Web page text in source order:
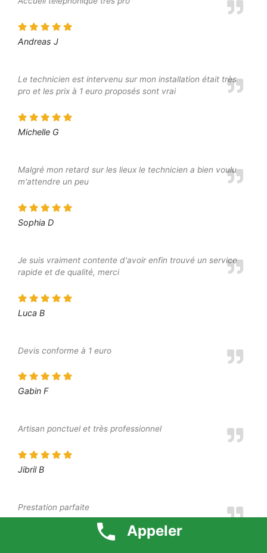
Andreas J
Le technicien est intervenu sur mon installation était très
pro et les prix à 1 euro proposés sont vrai
Michelle G
Malgré mon retard sur les lieux le technicien a bien voulu
m'attendre un peu
Sophia D
Je suis vraiment contente d'avoir enfin trouvé un service
rapide et de qualité, merci
Luca B
Devis conforme à 1 euro
Gabin F
Artisan ponctuel et très professionnel
Jibril B
Prestation parfaite
Appeler